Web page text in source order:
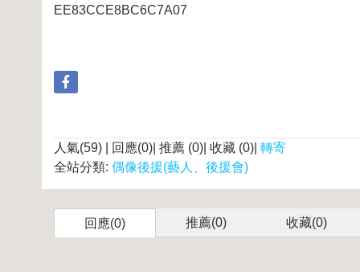
EE83CCE8BC6C7A07
人氣(59) | 回應(0)| 推薦 (0)| 收藏 (0)| 轉寄
全站分類: 偶像後援(藝人、後援會)
回應(0) 推薦(0) 收藏(0)